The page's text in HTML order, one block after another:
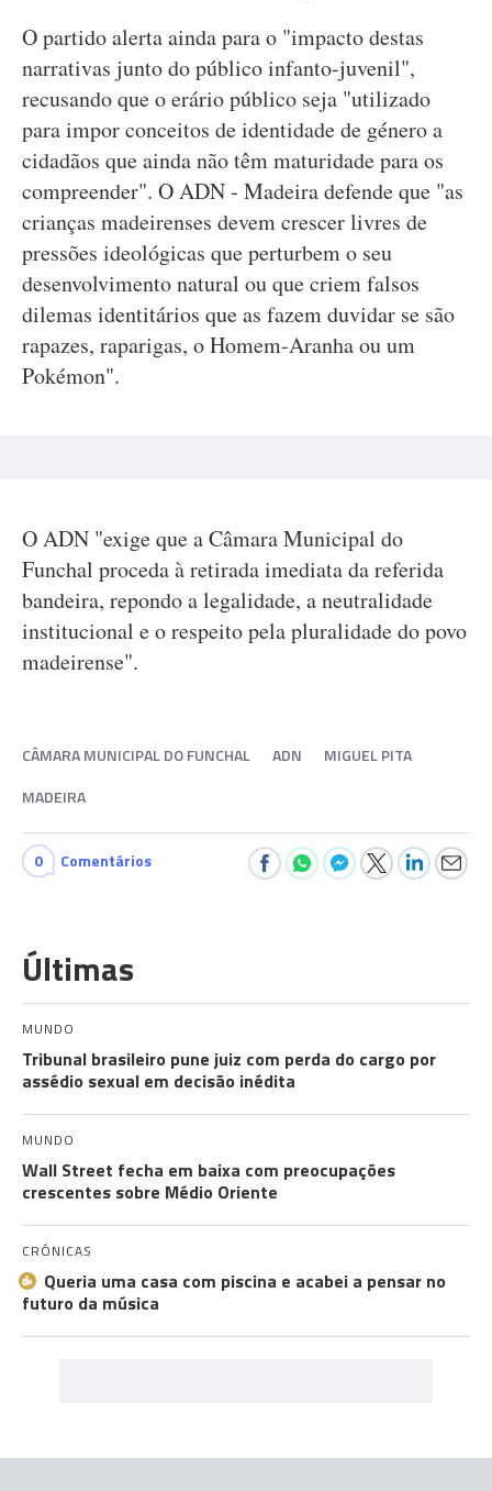
O partido alerta ainda para o "impacto destas
narrativas junto do público infanto-juvenil",
recusando que o erário público seja "utilizado
para impor conceitos de identidade de género a
cidadãos que ainda não têm maturidade para os
compreender". O ADN - Madeira defende que "as
crianças madeirenses devem crescer livres de
pressões ideológicas que perturbem o seu
desenvolvimento natural ou que criem falsos
dilemas identitários que as fazem duvidar se são
rapazes, raparigas, o Homem-Aranha ou um
Pokémon".
O ADN "exige que a Câmara Municipal do
Funchal proceda à retirada imediata da referida
bandeira, repondo a legalidade, a neutralidade
institucional e o respeito pela pluralidade do povo
madeirense".
CÂMARA MUNICIPAL DO FUNCHAL ADN
MIGUEL PITA
MADEIRA
0 Comentários
Últimas
MUNDO
Tribunal brasileiro pune juiz com perda do cargo por
assédio sexual em decisão inédita
MUNDO
Wall Street fecha em baixa com preocupações
crescentes sobre Médio Oriente
CRÓNICAS
Queria uma casa com piscina e acabei a pensar no
futuro da música